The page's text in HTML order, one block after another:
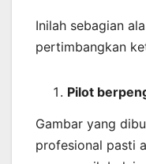
Inilah sebagian
pertimbangkan
Pilot
Gambar yang
profesional pasti